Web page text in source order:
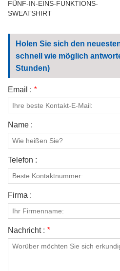
NACHRICHTEN
KONTAKTIERE UNS
VIDEOS
FÜNF-IN-EINS-FUNKTIONS-
SWEATSHIRT
Holen Sie sich den
schnell wie möglich
Stunden)
Email : *
Name :
Telefon :
Firma :
Nachricht : *